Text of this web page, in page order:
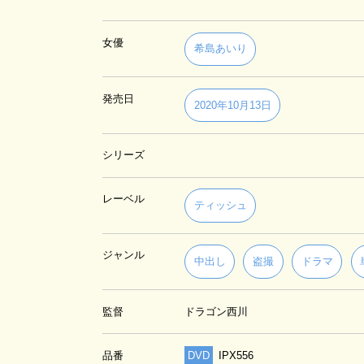
女優
希島あいり
発売日
2020年10月13日
シリーズ
レーベル
ティッシュ
ジャンル
中出し 盗撮 ドラマ
監督 ドラゴン西川
品番 DVD IPX556